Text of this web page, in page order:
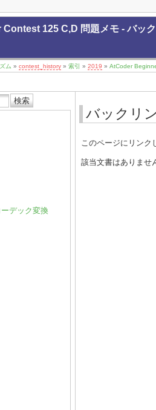
125 C,D 問題メモ - バッ
ム » contest_history » 索引 » 2019 » AtCoder
検索
デック変換
バックリ
このページにリンク
該当文書はありませ